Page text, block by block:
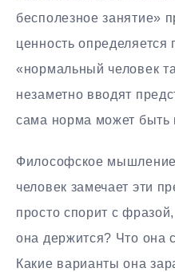
бесполезное занятие»
ценность определяется
«нормальный человек
незаметно вводят
сама норма может быть
Философское мышление
человек замечает эти
просто спорит с
она держится? Что она
Какие варианты она